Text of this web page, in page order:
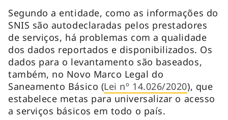
Segundo a entidade, como as informações do
SNIS são autodeclaradas pelos prestadores
de serviços, há problemas com a qualidade
dos dados reportados e disponibilizados. Os
dados para o levantamento são baseados,
também, no Novo Marco Legal do
Saneamento Básico (Lei nº 14.026/2020), que
estabelece metas para universalizar o acesso
a serviços básicos em todo o país.